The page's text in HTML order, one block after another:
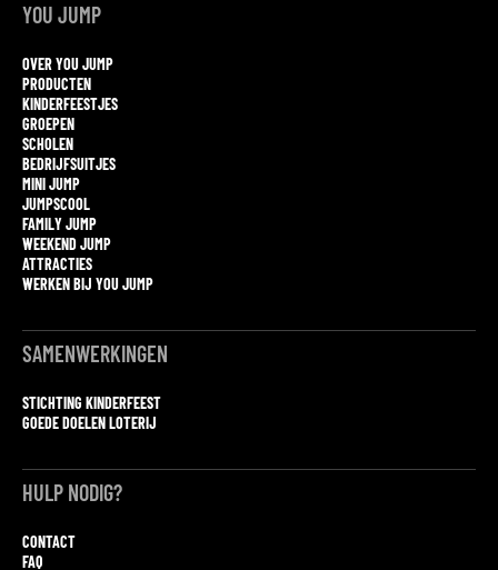
YOU JUMP
OVER YOU JUMP
PRODUCTEN
KINDERFEESTJES
GROEPEN
SCHOLEN
BEDRIJFSUITJES
MINI JUMP
JUMPSCOOL
FAMILY JUMP
WEEKEND JUMP
ATTRACTIES
WERKEN BIJ YOU JUMP
SAMENWERKINGEN
STICHTING KINDERFEEST
GOEDE DOELEN LOTERIJ
HULP NODIG?
CONTACT
FAQ